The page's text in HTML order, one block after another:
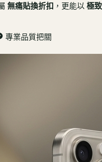
無痛貼換折扣 ，更能以極致
專業品質把關